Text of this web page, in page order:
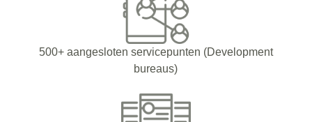
500+ aangesloten servicepunten (Development
bureaus)